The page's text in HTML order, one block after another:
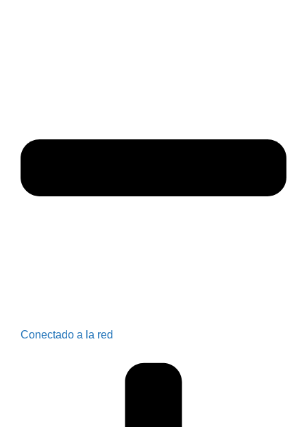
Conectado a la red